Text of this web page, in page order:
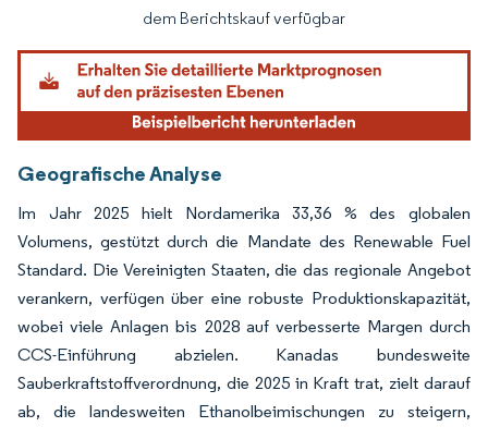
dem Berichtskauf verfügbar
Geografische Analyse
Im Jahr 2025 hielt Nordamerika 33,36 % des globalen
Volumens, gestützt durch die Mandate des Renewable Fuel
Standard. Die Vereinigten Staaten, die das regionale Angebot
verankern, verfügen über eine robuste Produktionskapazität,
wobei viele Anlagen bis 2028 auf verbesserte Margen durch
CCS-Einführung abzielen. Kanadas bundesweite
Sauberkraftstoffverordnung, die 2025 in Kraft trat, zielt darauf
ab, die landesweiten Ethanolbeimischungen zu steigern,